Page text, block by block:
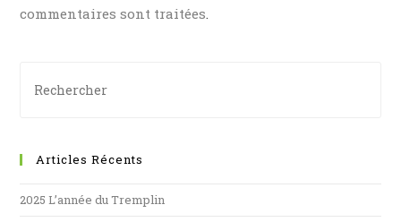
commentaires sont traitées
Articles Récents
2025 L’année du Tremplin